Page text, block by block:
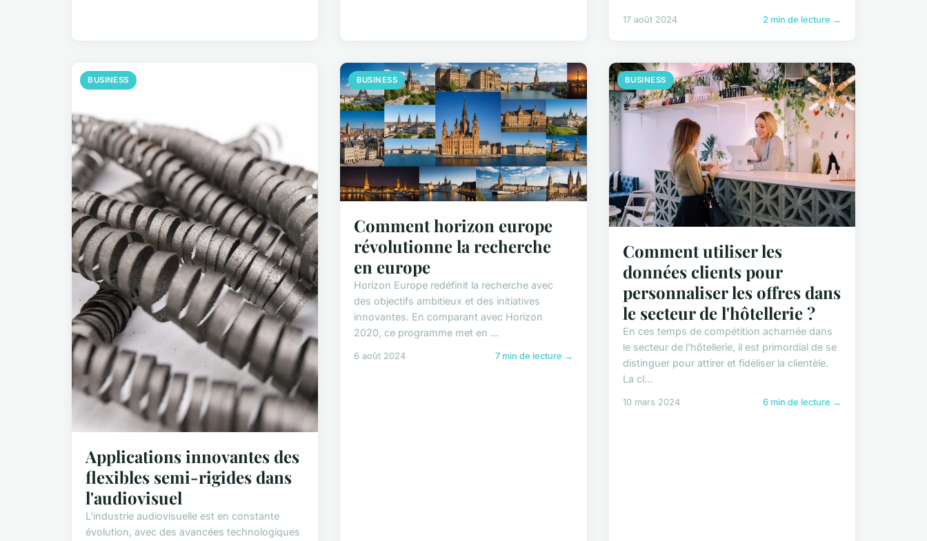
17 août 2024 2 min de lecture →
BUSINESS
Applications innovantes des
flexibles semi-rigides dans
l'audiovisuel
L'industrie audiovisuelle est en constante
évolution, avec des avancées technologiques
BUSINESS
Comment horizon europe
révolutionne la recherche
en europe
Horizon Europe redéfinit la recherche avec
des objectifs ambitieux et des initiatives
innovantes. En comparant avec Horizon
2020, ce programme met en ...
6 août 2024 7 min de lecture →
BUSINESS
Comment utiliser les
données clients pour
personnaliser les offres dans
le secteur de l'hôtellerie ?
En ces temps de compétition acharnée dans
le secteur de l'hôtellerie, il est primordial de se
distinguer pour attirer et fidéliser la clientèle.
La cl...
10 mars 2024 6 min de lecture →